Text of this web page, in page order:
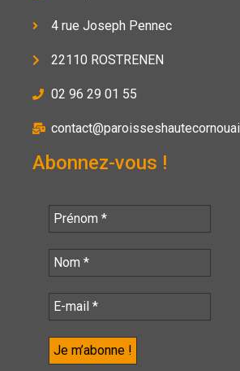
4 rue Joseph Pennec
22110 ROSTRENEN
02 96 29 01 55
Abonnez-vous !